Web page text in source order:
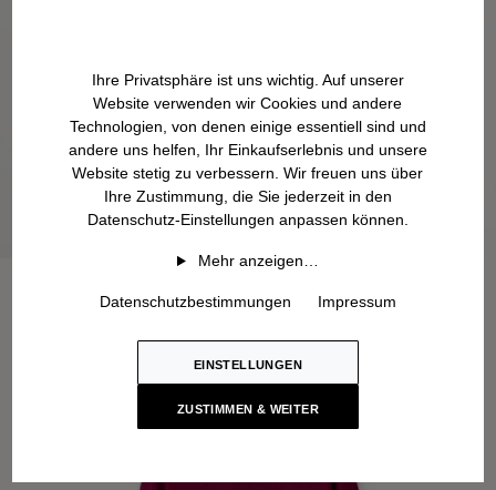
Ihre Privatsphäre ist uns wichtig. Auf unserer
Website verwenden wir Cookies und andere
Technologien, von denen einige essentiell sind und
andere uns helfen, Ihr Einkaufserlebnis und unsere
Website stetig zu verbessern. Wir freuen uns über
Ihre Zustimmung, die Sie jederzeit in den
Datenschutz-Einstellungen anpassen können.
Mehr anzeigen…
Datenschutzbestimmungen Impressum
EINSTELLUNGEN
ZUSTIMMEN & WEITER